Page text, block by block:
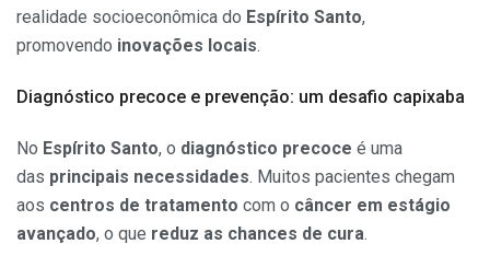
realidade socioeconômica do Espírito Santo,
promovendo inovações locais.
Diagnóstico precoce e prevenção: um desafio capixaba
No Espírito Santo, o diagnóstico precoce é uma
das principais necessidades. Muitos pacientes chegam
aos centros de tratamento com o câncer em estágio
avançado, o que reduz as chances de cura.